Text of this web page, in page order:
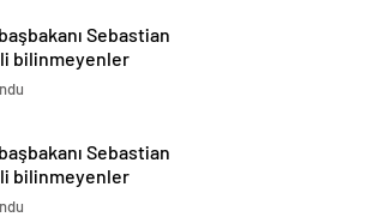
Sebastian
bilinmeyenler
Sebastian
bilinmeyenler